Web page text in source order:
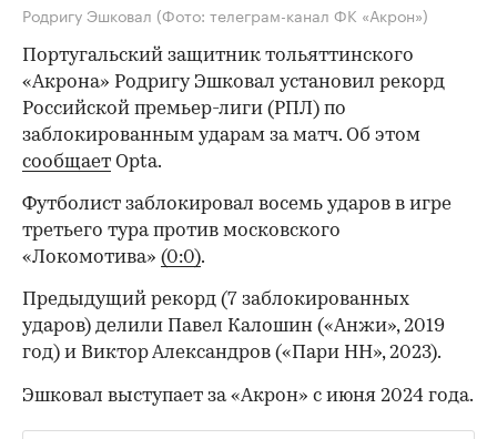
Родригу Эшковал (Фото: телеграм-канал ФК «Акрон»)
Португальский защитник тольяттинского
«Акрона» Родригу Эшковал установил рекорд
Российской премьер-лиги (РПЛ) по
заблокированным ударам за матч. Об этом
сообщает Opta.
Футболист заблокировал восемь ударов в игре
третьего тура против московского
«Локомотива» (0:0).
Предыдущий рекорд (7 заблокированных
ударов) делили Павел Калошин («Анжи», 2019
год) и Виктор Александров («Пари НН», 2023).
Эшковал выступает за «Акрон» с июня 2024 года.